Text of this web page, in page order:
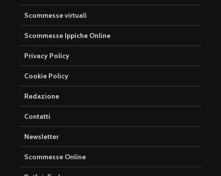
Scommesse virtuali
Scommesse Ippiche Online
Privacy Policy
Cookie Policy
Redazione
Contatti
Newsletter
Scommesse Online